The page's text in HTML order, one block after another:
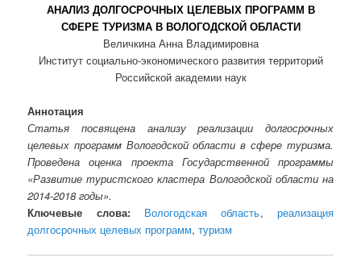
АНАЛИЗ ДОЛГОСРОЧНЫХ ЦЕЛЕВЫХ ПРОГРАММ В
СФЕРЕ ТУРИЗМА В ВОЛОГОДСКОЙ ОБЛАСТИ
Величкина Анна Владимировна
Институт социально-экономического развития территорий
Российской академии наук
Аннотация
Статья посвящена анализу реализации долгосрочных
целевых программ Вологодской области в сфере туризма.
Проведена оценка проекта Государственной программы
«Развитие туристского кластера Вологодской области на
2014-2018 годы».
Ключевые слова:
Вологодская область, реализация
долгосрочных целевых программ,туризм